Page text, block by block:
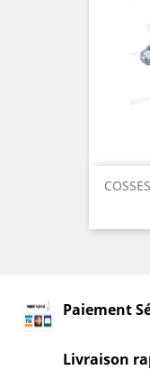
Paiement
Livraison